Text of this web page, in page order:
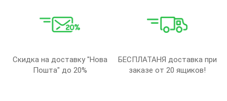
Скидка на доставку "Нова
Пошта" до 20%
БЕСПЛАТАНЯ доставка при
заказе от 20 ящиков!